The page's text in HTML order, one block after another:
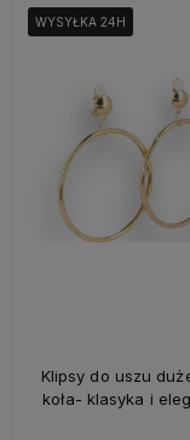
WYSYŁKA 24H
WYSYŁKA 24H
WYSYŁKA 24H
Klipsy do uszu
koła- klasyka i